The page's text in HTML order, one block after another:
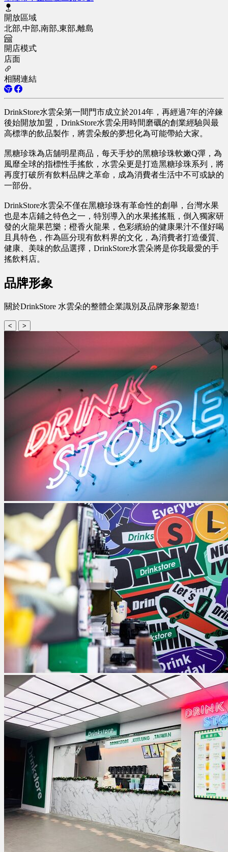
開放區域
北部,中部,南部,東部,離島
開店模式
店面
相關連結
DrinkStore水雲朵第一間門市成立於2014年，再經過7年的淬鍊
後始開放加盟，DrinkStore水雲朵用時間磨礪的創業經驗與最
高標準的飲品製作，將雲朵般的夢想化為可能帶給大家。
黑糖珍珠為店舖明星商品，每天手炒的黑糖珍珠軟嫩Q彈，為
風靡全球的指標性手搖飲，水雲朵更是打造黑糖珍珠系列，將
再度打破所有飲料品牌之革命，成為消費者生活中不可或缺的
一部份。
DrinkStore水雲朵不僅在黑糖珍珠有革命性的創舉，台灣水果
也是本店鋪之特色之一，特別導入的水果搖搖瓶，倒入獨家研
發的火龍果芭樂；橙香火龍果，色彩繽紛的健康果汁不僅好喝
且具特色，作為區分現有飲料界的文化，為消費者打造優質、
健康、美味的飲品選擇，DrinkStore水雲朵將是你我最愛的手
搖飲料店。
品牌形象
關於DrinkStore 水雲朵的整體企業識別及品牌形象塑造!
< >